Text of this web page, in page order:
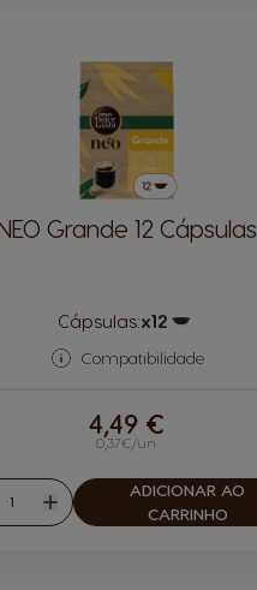
Grande 12 Cápsulas
Cápsulas:x12
Compatibilidade
0,37€/un
4,49 €
Aumentar
ADICIONAR AO
CARRINHO